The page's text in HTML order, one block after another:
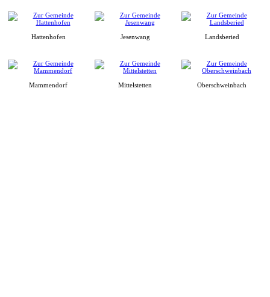
Hattenhofen Jesenwang Landsberied
Mammendorf Mittelstetten Oberschweinbach